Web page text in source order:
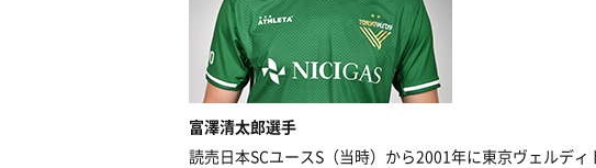
富澤清太郎選手
読売日本SCユースS（当時）から2001年に東京ヴェルデ